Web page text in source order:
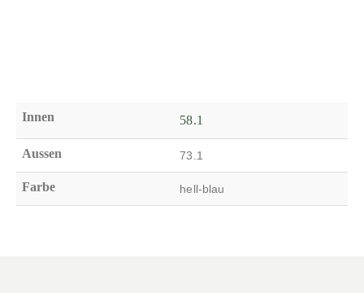
Innen 58.1
Aussen 73.1
Farbe hell-blau